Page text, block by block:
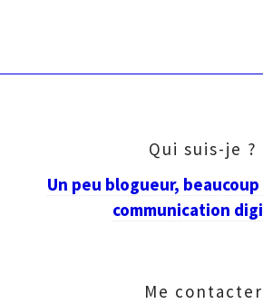
Qui suis-je ?
Un peu blogueur,
communication
Me contacter